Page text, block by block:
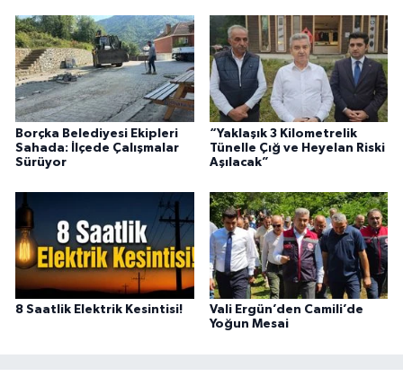
Borçka Belediyesi Ekipleri
Sahada: İlçede Çalışmalar
Sürüyor
“Yaklaşık 3 Kilometrelik
Tünelle Çığ ve Heyelan Riski
Aşılacak”
8 Saatlik Elektrik Kesintisi!
Vali Ergün’den Camili’de
Yoğun Mesai